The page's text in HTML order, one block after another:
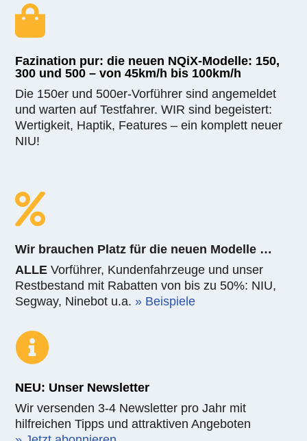

Fazination pur: die neuen NQiX-Modelle: 150,
300 und 500 – von 45km/h bis 100km/h
Die 150er und 500er-Vorführer sind angemeldet
und warten auf Testfahrer. WIR sind begeistert:
Wertigkeit, Haptik, Features – ein komplett neuer
NIU!

Wir brauchen Platz für die neuen Modelle …
ALLE Vorführer, Kundenfahrzeuge und unser
Restbestand mit Rabatten von bis zu 50%: NIU,
Segway, Ninebot u.a. » Beispiele

NEU: Unser Newsletter
Wir versenden 3-4 Newsletter pro Jahr mit
hilfreichen Tipps und attraktiven Angeboten